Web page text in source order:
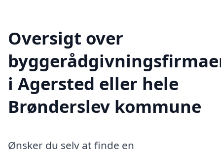
Oversigt over
i Agersted eller hele
Brønderslev kommune
Ønsker du selv at finde en